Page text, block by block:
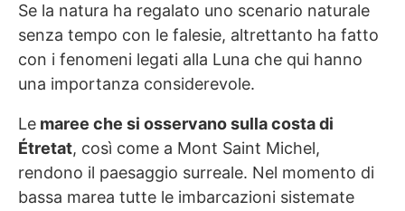
Se la natura ha regalato uno scenario naturale
senza tempo con le falesie, altrettanto ha fatto
con i fenomeni legati alla Luna che qui hanno
una importanza considerevole.
Le maree che si osservano sulla costa di
Étretat, così come a Mont Saint Michel,
rendono il paesaggio surreale. Nel momento di
bassa marea tutte le imbarcazioni sistemate